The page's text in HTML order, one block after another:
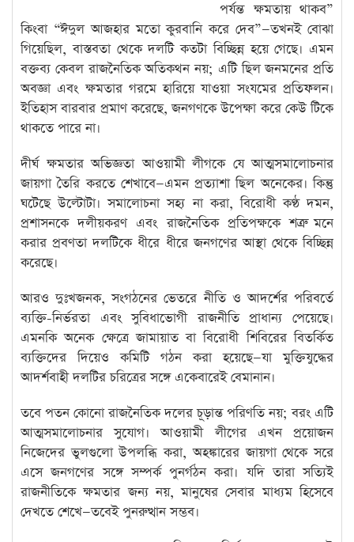
পর্যন্ত ক্ষমতায় থাকব”
কিংবা “ঈদুল আজহার মতো কুরবানি করে দেব”—তখনই বোঝা
গিয়েছিল, বাস্তবতা থেকে দলটি কতটা বিচ্ছিন্ন হয়ে গেছে। এমন
বক্তব্য কেবল রাজনৈতিক অতিকথন নয়; এটি ছিল জনমনের প্রতি
অবজ্ঞা এবং ক্ষমতার গরমে হারিয়ে যাওয়া সংযমের প্রতিফলন।
ইতিহাস বারবার প্রমাণ করেছে, জনগণকে উপেক্ষা করে কেউ টিকে
থাকতে পারে না।
দীর্ঘ ক্ষমতার অভিজ্ঞতা আওয়ামী লীগকে যে আত্মসমালোচনার
জায়গা তৈরি করতে শেখাবে—এমন প্রত্যাশা ছিল অনেকের। কিন্তু
ঘটেছে উল্টোটা। সমালোচনা সহ্য না করা, বিরোধী কণ্ঠ দমন,
প্রশাসনকে দলীয়করণ এবং রাজনৈতিক প্রতিপক্ষকে শত্রু মনে
করার প্রবণতা দলটিকে ধীরে ধীরে জনগণের আস্থা থেকে বিচ্ছিন্ন
করেছে।
আরও দুঃখজনক, সংগঠনের ভেতরে নীতি ও আদর্শের পরিবর্তে
ব্যক্তি-নির্ভরতা এবং সুবিধাভোগী রাজনীতি প্রাধান্য পেয়েছে।
এমনকি অনেক ক্ষেত্রে জামায়াত বা বিরোধী শিবিরের বিতর্কিত
ব্যক্তিদের দিয়েও কমিটি গঠন করা হয়েছে—যা মুক্তিযুদ্ধের
আদর্শবাহী দলটির চরিত্রের সঙ্গে একেবারেই বেমানান।
তবে পতন কোনো রাজনৈতিক দলের চূড়ান্ত পরিণতি নয়; বরং এটি
আত্মসমালোচনার সুযোগ। আওয়ামী লীগের এখন প্রয়োজন
নিজেদের ভুলগুলো উপলব্ধি করা, অহঙ্কারের জায়গা থেকে সরে
এসে জনগণের সঙ্গে সম্পর্ক পুনর্গঠন করা। যদি তারা সত্যিই
রাজনীতিকে ক্ষমতার জন্য নয়, মানুষের সেবার মাধ্যম হিসেবে
দেখতে শেখে—তবেই পুনরুত্থান সম্ভব।